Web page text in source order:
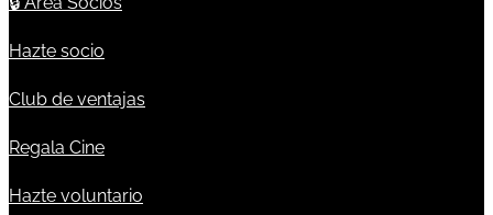
Hazte socio
Club de ventajas
Regala Cine
Hazte voluntario